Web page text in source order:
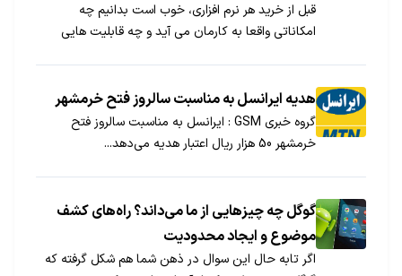
قبل از خرید هر نرم افزاری، خوب است بدانیم چه
امکاناتی واقعا به کارمان می آید و چه قابلیت هایی
بدانید، بررسی کنیم تا تصمیم بهتری بگیرید.
هدیه ایرانسل به مناسبت سالروز فتح خرمشهر
گروه خبری GSM : ایرانسل به مناسبت سالروز فتح
خرمشهر 50 هزار ریال اعتبار هدیه می‌دهد...
گوگل چه چیزهایی از ما می‌داند؟ راه‌های کشف
موضوع و ایجاد محدودیت
اگر تابه حال این سوال در ذهن شما هم شکل گرفته که